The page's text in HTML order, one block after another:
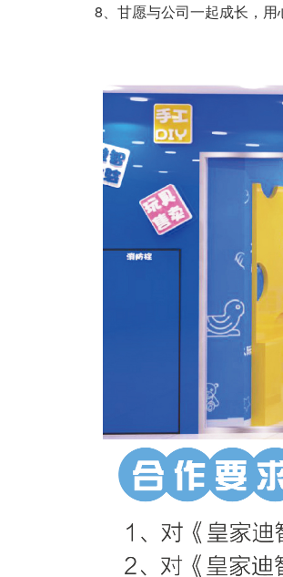
8、甘愿与公司一起成长，用